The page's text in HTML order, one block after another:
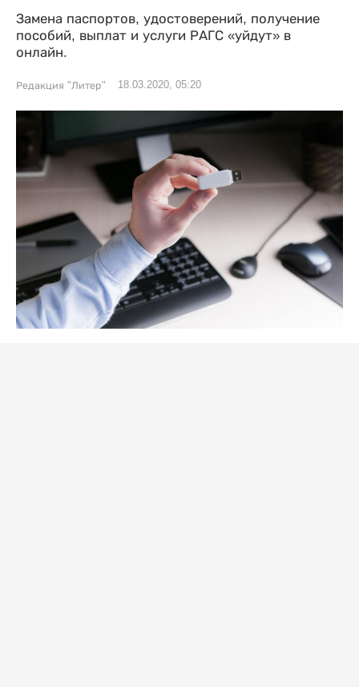
Замена паспортов, удостоверений, получение
пособий, выплат и услуги РАГС «уйдут» в
онлайн.
Редакция "Литер" 18.03.2020, 05:20